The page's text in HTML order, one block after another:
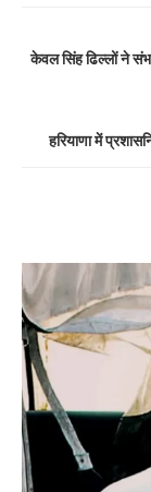
केवल सिंह ढिल्लों ने
हरियाणा में